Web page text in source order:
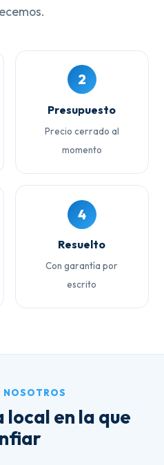
2
Presupuesto
Precio cerrado al
momento
4
Resuelto
Con garantía por
escrito
NOSOTROS
local en la que